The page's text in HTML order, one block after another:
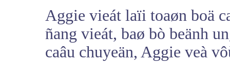
Aggie vieát laïi toaøn boä
ñang vieát, baø bò beänh
caâu chuyeän, Aggie veà